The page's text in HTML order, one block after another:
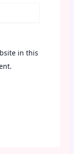
in this